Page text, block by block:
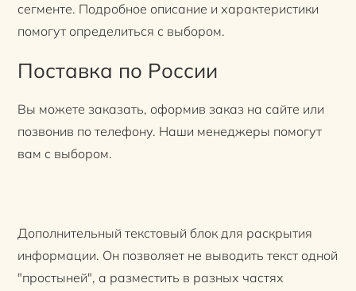
сегменте. Подробное описание и характеристики
помогут определиться с выбором.
Поставка по России
Вы можете заказать, оформив заказ на сайте или
позвонив по телефону. Наши менеджеры помогут
вам с выбором.
Дополнительный текстовый блок для раскрытия
информации. Он позволяет не выводить текст одной
"простыней", а разместить в разных частях